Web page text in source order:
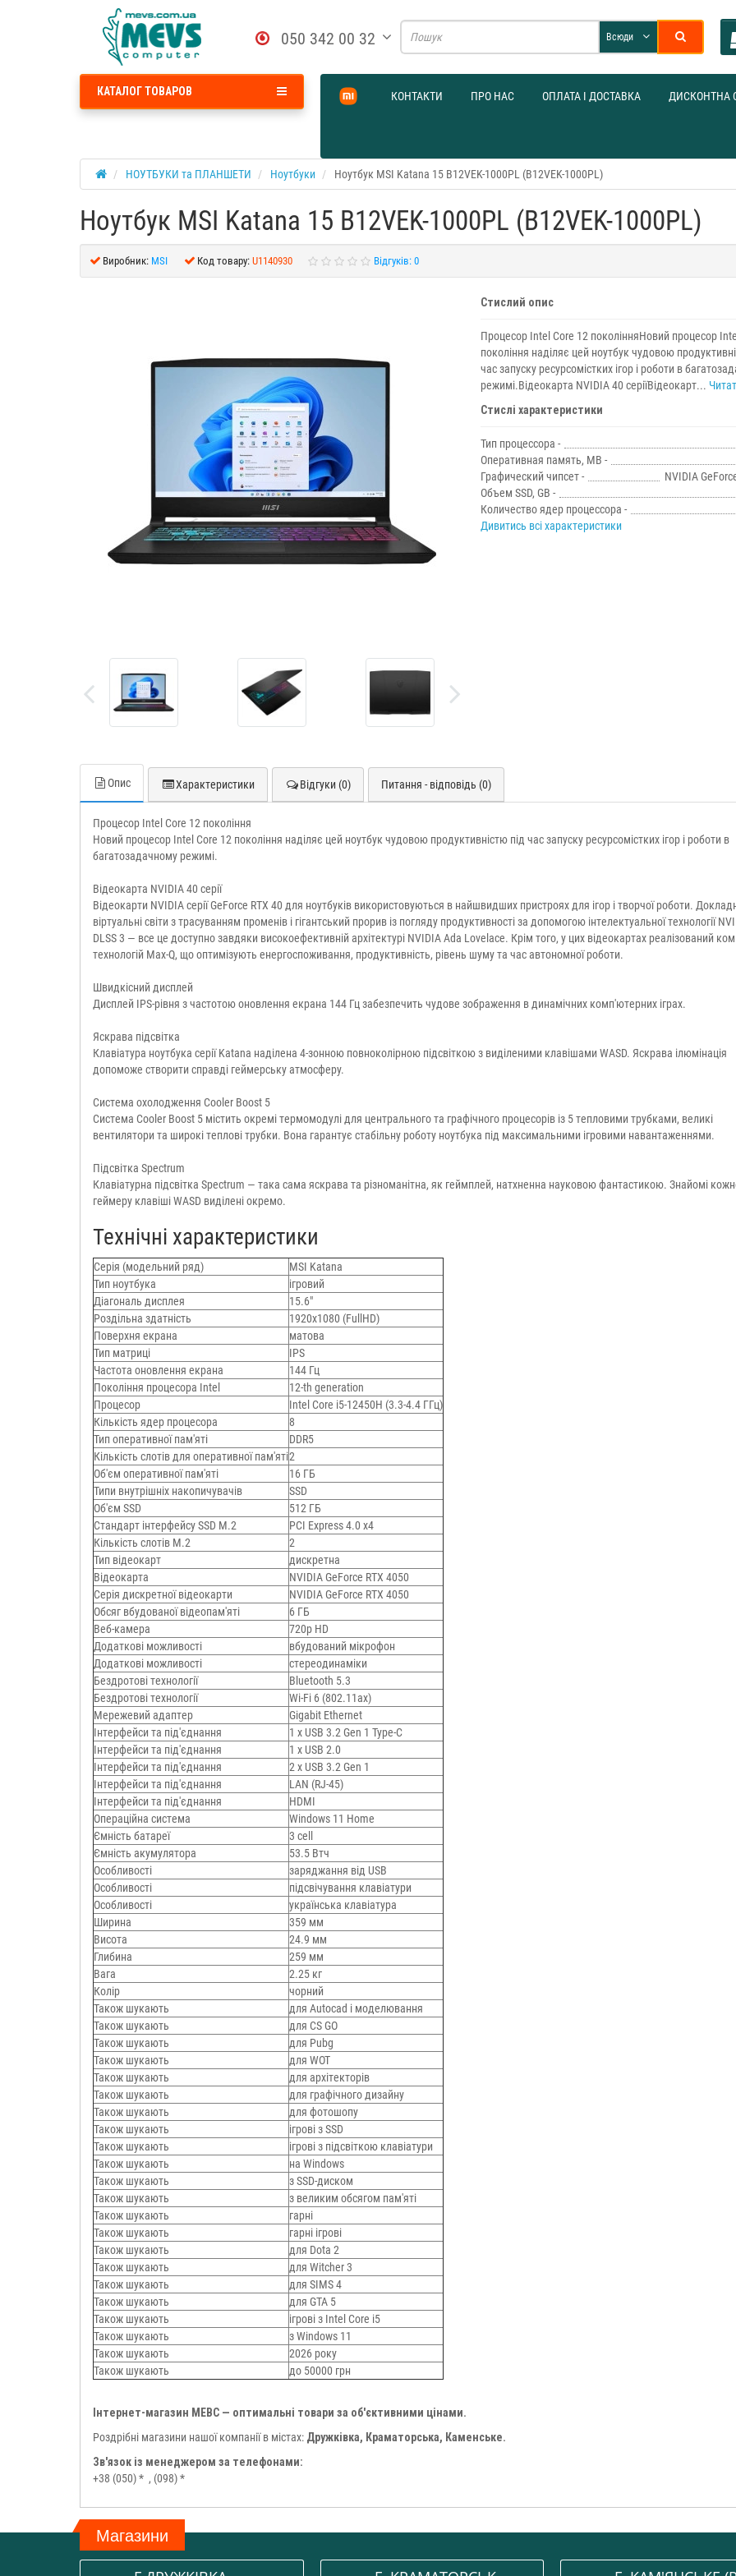
050 342 00 32 Всюди
КОНТАКТИ ПРО НАС ОПЛАТА І ДОСТАВКА ДИСКОНТНА
КАТАЛОГ ТОВАРОВ
НОУТБУКИ та ПЛАНШЕТИ Ноутбуки Ноутбук MSI Katana 15 B12VEK-1000PL (B12VEK-1000PL)
Ноутбук MSI Katana 15 B12VEK-1000PL (B12VEK-1000PL)
Виробник: MSI Код товару: U1140930 Відгуків: 0
Стислий опис
Процесор Intel Core 12 поколінняНовий процесор
покоління наділяє цей ноутбук чудовою
час запуску ресурсомістких ігор і роботи в
режимі.Відеокарта NVIDIA 40 серіїВідеокарт...
Стислі характеристики
Тип процессора -
Оперативная память, MB -
Графический чипсет -
NVIDIA
Объем SSD, GB -
Количество ядер процессора -
Дивитись всі характеристики
Опис Характеристики Відгуки (0) Питання - відповідь (0)
Процесор Intel Core 12 покоління
Новий процесор Intel Core 12 покоління наділяє цей ноутбук чудовою продуктивністю під час запуску ресурсомістких ігор і роботи в
багатозадачному режимі.
Відеокарта NVIDIA 40 серії
Відеокарти NVIDIA серії GeForce RTX 40 для ноутбуків використовуються в найшвидших пристроях для ігор і творчої роботи.
віртуальні світи з трасуванням променів і гігантський прорив із погляду продуктивності за допомогою інтелектуальної технології
DLSS 3 — все це доступно завдяки високоефективній архітектурі NVIDIA Ada Lovelace. Крім того, у цих відеокартах реалізований
технологій Max-Q, що оптимізують енергоспоживання, продуктивність, рівень шуму та час автономної роботи.
Швидкісний дисплей
Дисплей IPS-рівня з частотою оновлення екрана 144 Гц забезпечить чудове зображення в динамічних комп'ютерних іграх.
Яскрава підсвітка
Клавіатура ноутбука серії Katana наділена 4-зонною повноколірною підсвіткою з виділеними клавішами WASD. Яскрава ілюмінація
допоможе створити справді геймерську атмосферу.
Система охолодження Cooler Boost 5
Система Cooler Boost 5 містить окремі термомодулі для центрального та графічного процесорів із 5 тепловими трубками, великі
вентилятори та широкі теплові трубки. Вона гарантує стабільну роботу ноутбука під максимальними ігровими навантаженнями.
Підсвітка Spectrum
Клавіатурна підсвітка Spectrum — така сама яскрава та різноманітна, як геймплей, натхненна науковою фантастикою. Знайомі
геймеру клавіші WASD виділені окремо.
Технічні характеристики
Серія (модельний ряд)
MSI Katana
Тип ноутбука
ігровий
Діагональ дисплея
15.6"
Роздільна здатність
1920х1080 (FullHD)
Поверхня екрана
матова
Тип матриці
IPS
Частота оновлення екрана
144 Гц
Покоління процесора Intel
12-th generation
Процесор
Intel Core i5-12450H (3.3-4.4 ГГц)
Кількість ядер процесора
8
Тип оперативної пам'яті
DDR5
Кількість слотів для оперативної пам'яті2
Об'єм оперативної пам'яті
16 ГБ
Типи внутрішніх накопичувачів
SSD
Об'єм SSD
512 ГБ
Стандарт інтерфейсу SSD M.2
PCI Express 4.0 x4
Кількість слотів M.2
2
Тип відеокарт
дискретна
Відеокарта
NVIDIA GeForce RTX 4050
Серія дискретної відеокарти
NVIDIA GeForce RTX 4050
Обсяг вбудованої відеопам'яті
6 ГБ
Веб-камера
720p HD
Додаткові можливості
вбудований мікрофон
Додаткові можливості
стереодинаміки
Бездротові технології
Bluetooth 5.3
Бездротові технології
Wi-Fi 6 (802.11aх)
Мережевий адаптер
Gigabit Ethernet
Інтерфейси та під'єднання
1 x USB 3.2 Gen 1 Type-C
Інтерфейси та під'єднання
1 х USB 2.0
Інтерфейси та під'єднання
2 x USB 3.2 Gen 1
Інтерфейси та під'єднання
LAN (RJ-45)
Інтерфейси та під'єднання
HDMI
Операційна система
Windows 11 Home
Ємність батареї
3 cell
Ємність акумулятора
53.5 Втч
Особливості
заряджання від USB
Особливості
підсвічування клавіатури
Особливості
українська клавіатура
Ширина
359 мм
Висота
24.9 мм
Глибина
259 мм
Вага
2.25 кг
Колір
чорний
Також шукають
для Autocad і моделювання
Також шукають
для CS GO
Також шукають
для Pubg
Також шукають
для WOT
Також шукають
для архітекторів
Також шукають
для графічного дизайну
Також шукають
для фотошопу
Також шукають
ігрові з SSD
Також шукають
ігрові з підсвіткою клавіатури
Також шукають
на Windows
Також шукають
з SSD-диском
Також шукають
з великим обсягом пам'яті
Також шукають
гарні
Також шукають
гарні ігрові
Також шукають
для Dota 2
Також шукають
для Witcher 3
Також шукають
для SIMS 4
Також шукають
для GTA 5
Також шукають
ігрові з Intel Core i5
Також шукають
з Windows 11
Також шукають
2026 року
Також шукають
до 50000 грн
Інтернет-магазин МЕВС — оптимальні товари за об'єктивними цінами.
Роздрібні магазини нашої компанії в містах: Дружківка, Краматорська, Каменське.
Зв'язок із менеджером за телефонами:
+38 (050) * , (098) *
Магазини